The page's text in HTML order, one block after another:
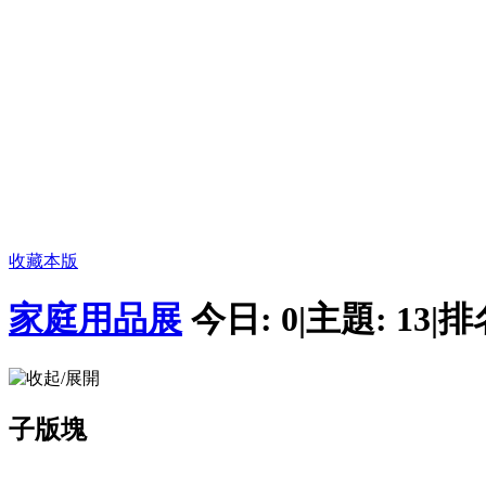
收藏本版
家庭用品展 今日: 0|主題: 13|排
子版塊